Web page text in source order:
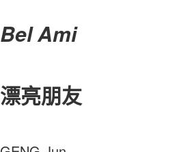
Bel Ami
漂亮朋友